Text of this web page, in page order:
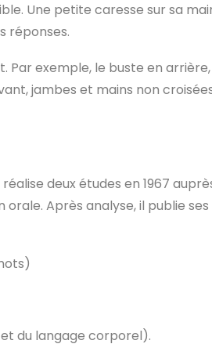
Une petite caresse sur sa
réponses.
Par exemple, le buste en
jambes et mains non
deux études en 1967
Après analyse, il publie
du langage corporel).